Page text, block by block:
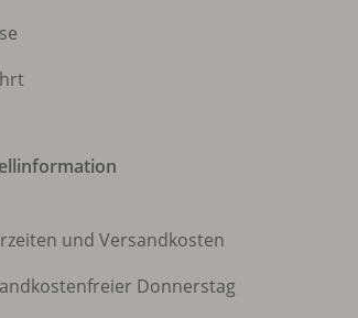
und Versandkosten
Donnerstag